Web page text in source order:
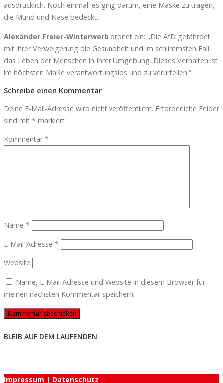
ausdrücklich. Noch einmal: es ging darum, eine Maske zu tragen,
die Mund und Nase bedeckt.
Alexander Freier-Winterwerb ordnet ein: „Die AfD gefährdet
mit ihrer Verweigerung die Gesundheit und im schlimmsten Fall
das Leben der Menschen in Ihrer Umgebung. Dieses Verhalten ist
im höchsten Maße verantwortungslos und zu verurteilen.“
Schreibe einen Kommentar
Deine E-Mail-Adresse wird nicht veröffentlicht. Erforderliche Felder
sind mit * markiert
Kommentar*
Name *
E-Mail-Adresse *
Website
Name, E-Mail-Adresse und Website in diesem Browser für
meinen nächsten Kommentar speichern.
BLEIB AUF DEM LAUFENDEN
Impressum | Datenschutz